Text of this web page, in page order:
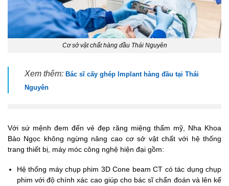
Cơ sở vật chất hàng đầu Thái Nguyên
Xem thêm: Bác sĩ cấy ghép Implant hàng đầu tại Thái
Nguyên
Với sứ mệnh đem đến vẻ đẹp răng miệng thẩm mỹ, Nha Khoa
Bảo Ngọc không ngừng nâng cao cơ sở vật chất với hệ thống
trang thiết bị, máy móc công nghệ hiện đại gồm:
Hệ thống máy chụp phim 3D Cone beam CT có tác dụng chụp
phim với độ chính xác cao giúp cho bác sĩ chẩn đoán và lên kế